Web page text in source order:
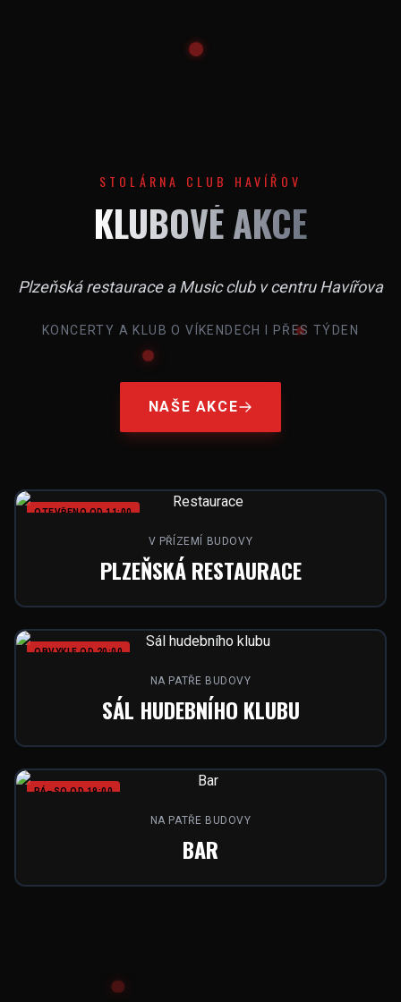
STOLÁRNA CLUB HAVÍŘOV
KLUBOVÉ AKCE
Plzeňská restaurace a Music club v centru Havířova
KONCERTY A KLUB O VÍKENDECH I PŘES TÝDEN
NAŠE AKCE
OTEVŘENO OD 11:00
V PŘÍZEMÍ BUDOVY
PLZEŇSKÁ RESTAURACE
OBVYKLE OD 20:00
NA PATŘE BUDOVY
SÁL HUDEBNÍHO KLUBU
PÁ–SO OD 19:00
NA PATŘE BUDOVY
BAR